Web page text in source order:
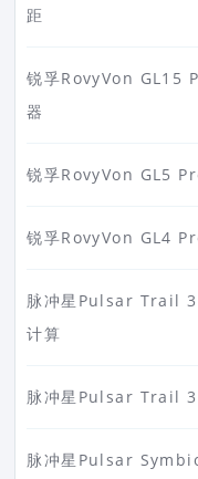
距
锐孚RovyVon GL15
器
锐孚RovyVon GL5
锐孚RovyVon GL4
脉冲星Pulsar Trail 3
计算
脉冲星Pulsar Trail 3
脉冲星Pulsar